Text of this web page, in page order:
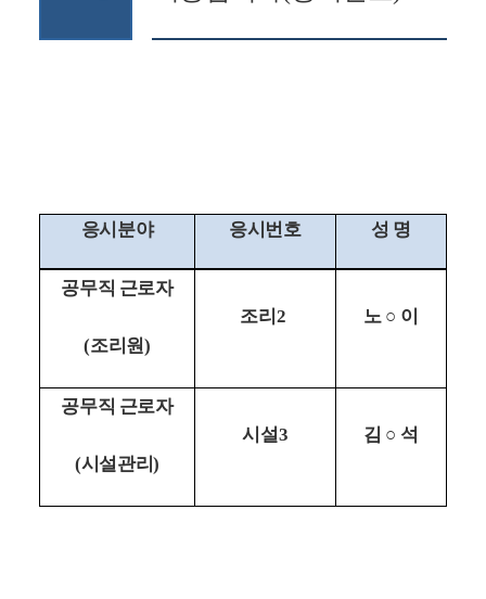
응시분야 응시번호 성 명
공무직 근로자
(조리원 )
조리 2 노 ○ 이
공무직 근로자
(시설관리)
시설 3 김 ○ 석